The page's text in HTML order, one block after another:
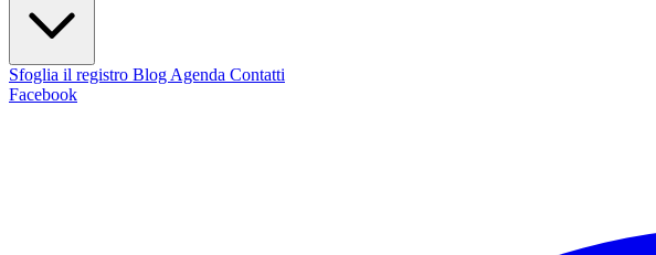
Sfoglia il registro Blog Agenda Contatti
Facebook